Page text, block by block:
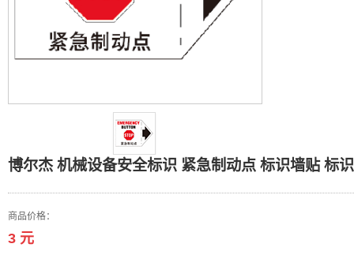
博尔杰 机械设备安全标识 紧急制动点 标识墙贴 标
商品价格：
3 元